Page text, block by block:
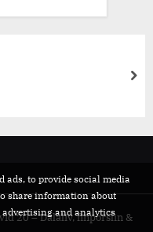
20 – Dalaliv, finporslin &
ads, to provide social media
share information about
advertising and analytics